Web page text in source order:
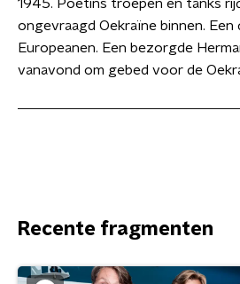
1945. Poetins troepen en tanks
ongevraagd Oekraïne binnen.
Europeanen. Een bezorgde
vanavond om gebed voor de
Recente fragmenten